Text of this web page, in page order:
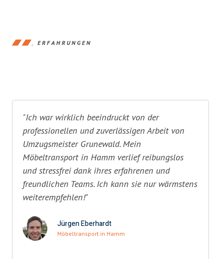
ERFAHRUNGEN
"Ich war wirklich beeindruckt von der
professionellen und zuverlässigen Arbeit von
Umzugsmeister Grunewald. Mein
Möbeltransport in Hamm verlief reibungslos
und stressfrei dank ihres erfahrenen und
freundlichen Teams. Ich kann sie nur wärmstens
weiterempfehlen!"
Jürgen Eberhardt
Möbeltransport in Hamm